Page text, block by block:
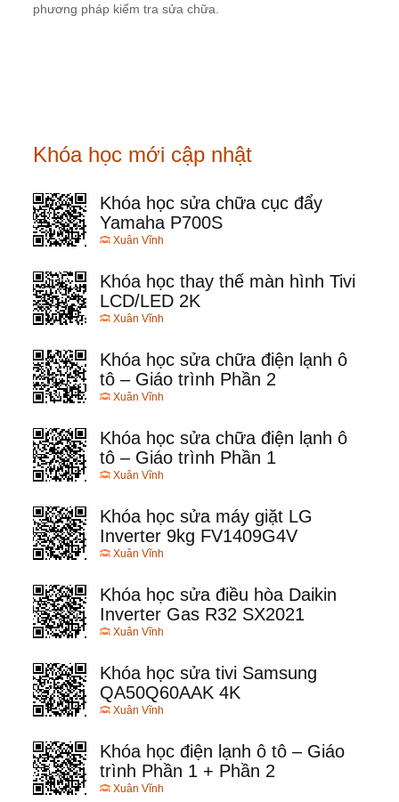
phương pháp kiểm tra sửa chữa.
Khóa học mới cập nhật
Khóa học sửa chữa cục đẩy
Yamaha P700S
Xuân Vĩnh
Khóa học thay thế màn hình Tivi
LCD/LED 2K
Xuân Vĩnh
Khóa học sửa chữa điện lạnh ô
tô – Giáo trình Phần 2
Xuân Vĩnh
Khóa học sửa chữa điện lạnh ô
tô – Giáo trình Phần 1
Xuân Vĩnh
Khóa học sửa máy giặt LG
Inverter 9kg FV1409G4V
Xuân Vĩnh
Khóa học sửa điều hòa Daikin
Inverter Gas R32 SX2021
Xuân Vĩnh
Khóa học sửa tivi Samsung
QA50Q60AAK 4K
Xuân Vĩnh
Khóa học điện lạnh ô tô – Giáo
trình Phần 1 + Phần 2
Xuân Vĩnh